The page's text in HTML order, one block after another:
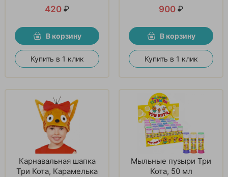
420 ₽
В корзину
Купить в 1 клик
900 ₽
В корзину
Купить в 1 клик
Карнавальная шапка
Три Кота, Карамелька
Мыльные пузыри Три
Кота, 50 мл